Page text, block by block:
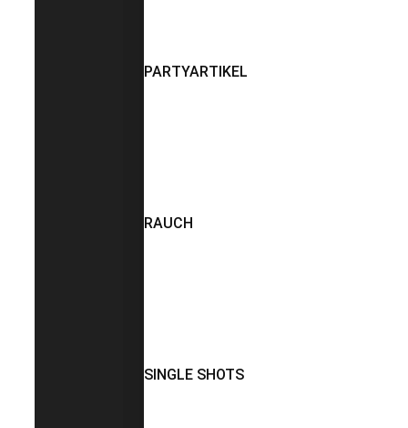
PARTYARTIKEL
RAUCH
SINGLE SHOTS